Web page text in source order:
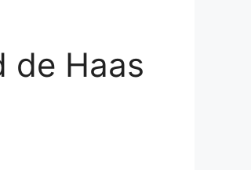
de Haas